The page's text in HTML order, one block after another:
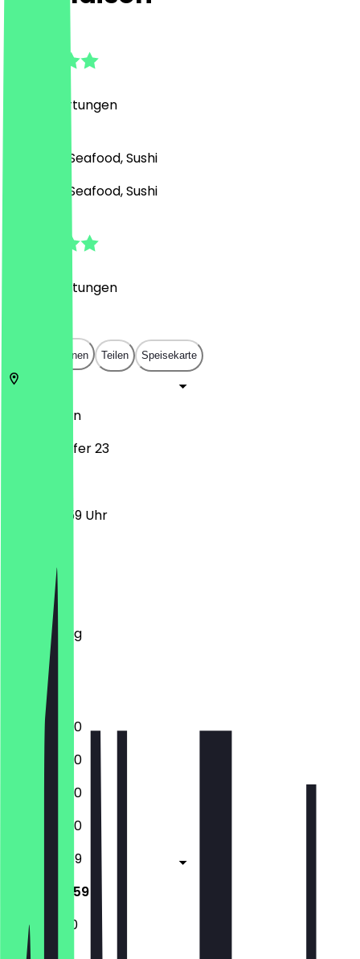
Bewertungen
Asiatisch, Seafood, Sushi
Asiatisch, Seafood, Sushi
Bewertungen
In App öffnen Teilen Speisekarte
Berlin
Maybachufer 23
12:00 - 23:59 Uhr
Dienstag
Mittwoch
Donnerstag
Freitag
Samstag
Sonntag
12:00 - 23:30
12:00 - 23:30
12:00 - 23:30
12:00 - 23:30
12:00 - 23:59
12:00 - 23:59
11:30 - 23:30